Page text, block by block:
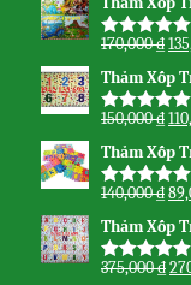
Được xếp
sao
170,000₫
Thảm Xốp
Được xếp
sao
150,000₫
Thảm Xốp
Được xếp
sao
140,000₫
Thảm Xốp
Được xếp
375,000₫